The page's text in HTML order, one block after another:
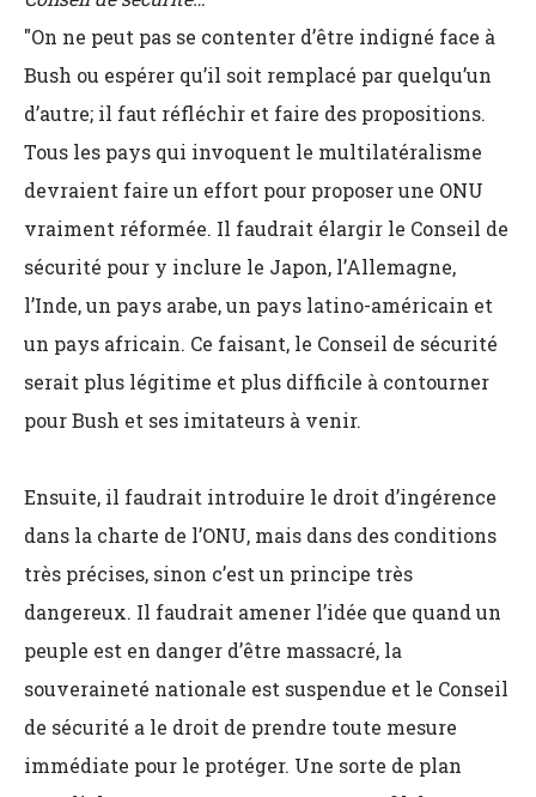
"On ne peut pas se contenter d’être indigné face à
Bush ou espérer qu’il soit remplacé par quelqu’un
d’autre; il faut réfléchir et faire des propositions.
Tous les pays qui invoquent le multilatéralisme
devraient faire un effort pour proposer une ONU
vraiment réformée. Il faudrait élargir le Conseil de
sécurité pour y inclure le Japon, l’Allemagne,
l’Inde, un pays arabe, un pays latino-américain et
un pays africain. Ce faisant, le Conseil de sécurité
serait plus légitime et plus difficile à contourner
pour Bush et ses imitateurs à venir.
Ensuite, il faudrait introduire le droit d’ingérence
dans la charte de l’ONU, mais dans des conditions
très précises, sinon c’est un principe très
dangereux. Il faudrait amener l’idée que quand un
peuple est en danger d’être massacré, la
souveraineté nationale est suspendue et le Conseil
de sécurité a le droit de prendre toute mesure
immédiate pour le protéger. Une sorte de plan